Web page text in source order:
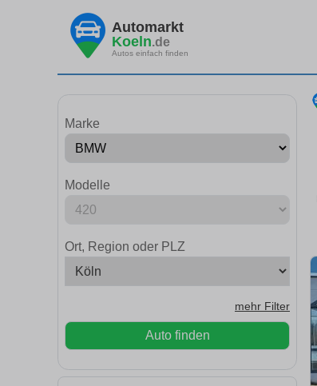
Automarkt
Koeln.de
Autos einfach finden
Marke
Modelle
Ort, Region oder PLZ
mehr Filter
Auto finden